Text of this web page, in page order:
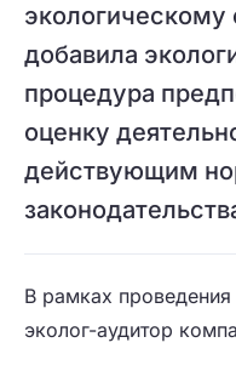
добавила
процедура
оценку
действующим
В рамках проведения
эколог-аудитор